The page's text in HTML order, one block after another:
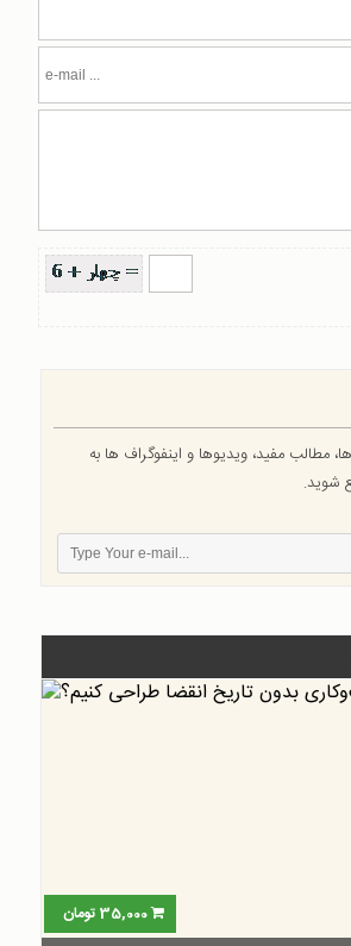
مطالب مفید، ویدیوها و اینفوگراف ها به
شوید.
35,000 تومان